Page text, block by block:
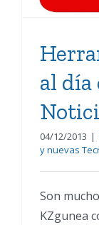
al
04/12/2013 |
y nuevas
Son
KZgunea